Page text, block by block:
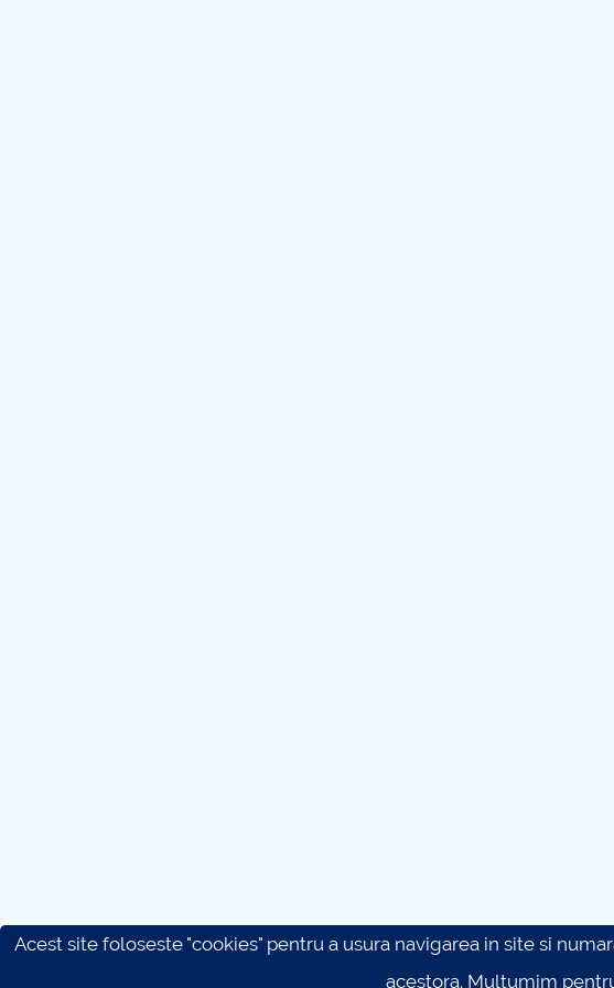
Acest site foloseste "cookies" pentru a usura navigarea in site si
acestora. Multumim